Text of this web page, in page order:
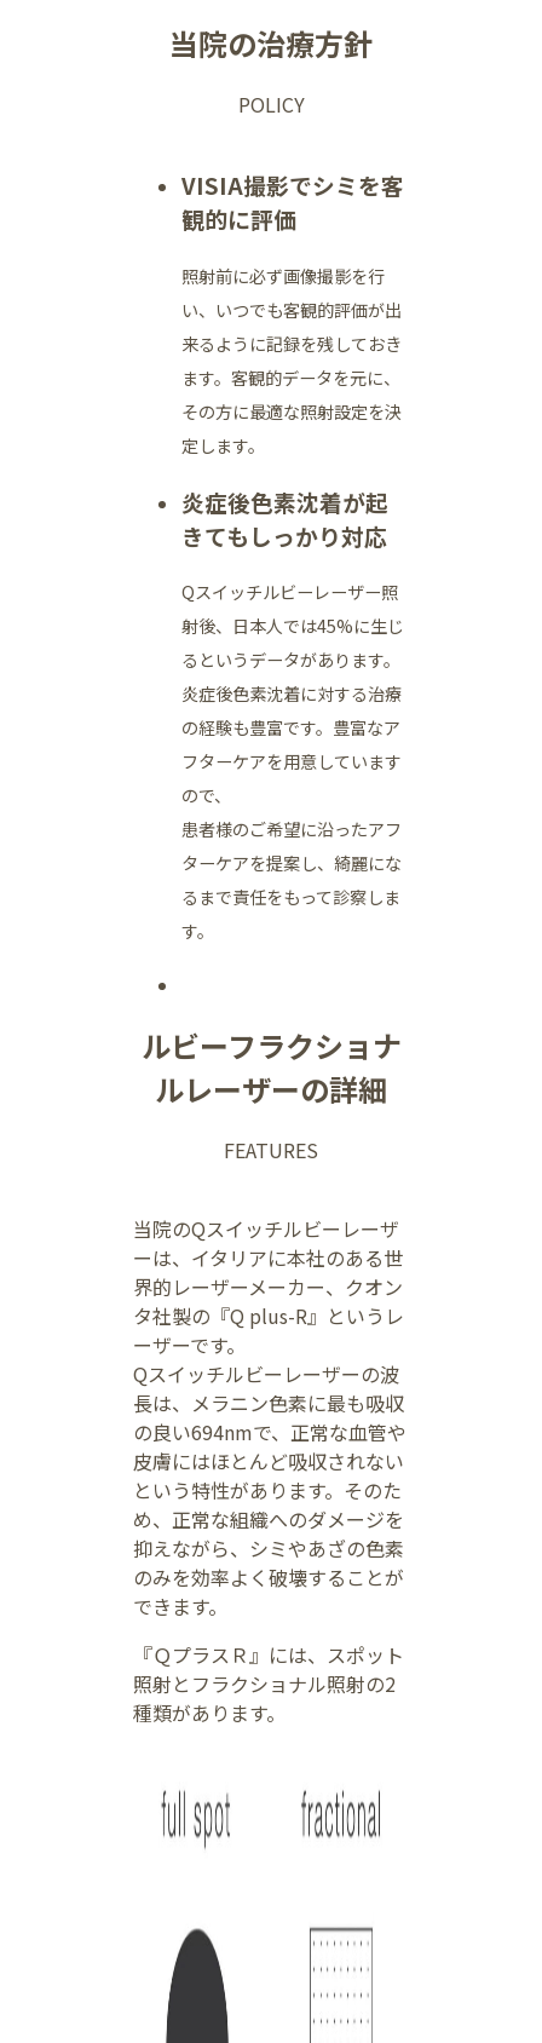
当院の治療方針
POLICY
VISIA撮影でシミを客
観的に評価
照射前に必ず画像撮影を行
い、いつでも客観的評価が出
来るように記録を残しておき
ます。客観的データを元に、
その方に最適な照射設定を決
定します。
炎症後色素沈着が起
きてもしっかり対応
Qスイッチルビーレーザー照
射後、日本人では45%に生じ
るというデータがあります。
炎症後色素沈着に対する治療
の経験も豊富です。豊富なア
フターケアを用意しています
ので、
患者様のご希望に沿ったアフ
ターケアを提案し、綺麗にな
るまで責任をもって診察しま
す。
ルビーフラクショナ
ルレーザーの詳細
FEATURES
当院のQスイッチルビーレーザ
ーは、イタリアに本社のある世
界的レーザーメーカー、クオン
タ社製の『Q plus-R』というレ
ーザーです。
Qスイッチルビーレーザーの波
長は、メラニン色素に最も吸収
の良い694nmで、正常な血管や
皮膚にはほとんど吸収されない
という特性があります。そのた
め、正常な組織へのダメージを
抑えながら、シミやあざの色素
のみを効率よく破壊することが
できます。
『ＱプラスＲ』には、スポット
照射とフラクショナル照射の2
種類があります。